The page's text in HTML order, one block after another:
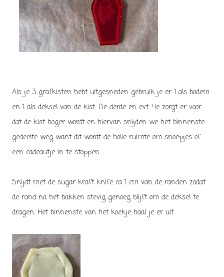
Als je 3 grafkisten hebt uitgesneden gebruik je er 1 als bodem
en 1 als deksel van de kist. De derde en evt. 4e zorgt er voor
dat de kist hoger wordt en hiervan snijden we het binnenste
gedeelte weg want dit wordt de holle ruimte om snoepjes of
een cadeautje in te stoppen.
Snijdt met de sugar kraft knife ca 1 cm van de randen zodat
de rand na het bakken stevig genoeg blijft om de deksel te
dragen. Het binnenste van het koekje haal je er uit.